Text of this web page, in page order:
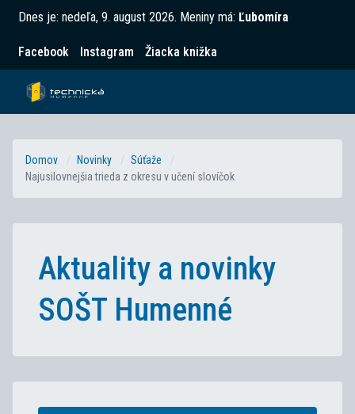
Dnes je: nedeľa, 9. august 2026. Meniny má: Ľubomíra
Facebook Instagram Žiacka knižka
Domov Novinky
Súťaže
Najusilovnejšia trieda z okresu v učení slovíčok
Aktuality a novinky
SOŠT Humenné